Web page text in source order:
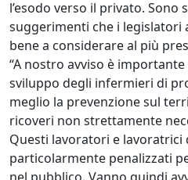
l’esodo verso il privato.
suggerimenti che i legislatori
bene a considerare al più
“A nostro avviso è
sviluppo degli infermieri di
meglio la prevenzione sul
ricoveri non strettamente
Questi lavoratori e lavoratrici
particolarmente penalizzati
nel pubblico. Vanno quindi